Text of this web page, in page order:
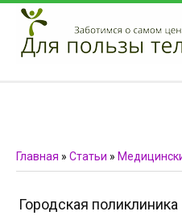
ПРИВЕТСТВУЕМ НА
Блок скоро обновится
Телефон:
Главная » Статьи »
Городская